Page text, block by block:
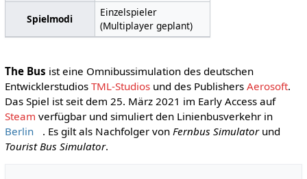
Spielmodi
Einzelspieler
(Multiplayer geplant)
The Bus ist eine Omnibussimulation des deutschen
Entwicklerstudios TML-Studiosund des Publishers Aerosoft.
Das Spiel ist seit dem 25. März 2021 im Early Access auf
Steam verfügbar und simuliert den Linienbusverkehr in
Berlin
. Es gilt als Nachfolger von Fernbus Simulatorund
Tourist Bus Simulator.